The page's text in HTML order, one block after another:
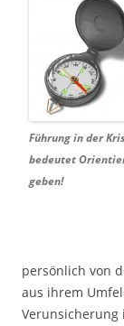
Führung in der
bedeutet
geben!
persönlich von
aus ihrem
Verunsicherung